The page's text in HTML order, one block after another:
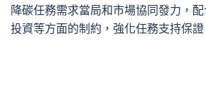
降碳任務需求當局和市場協同發力，
投資等方面的制約，強化任務支持保證